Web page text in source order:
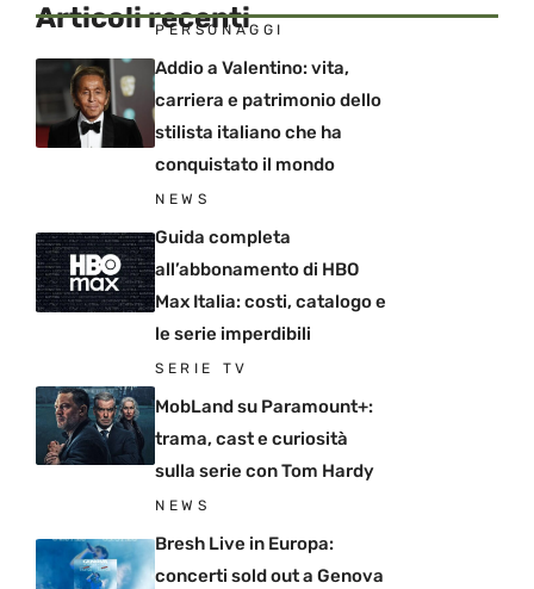
Articoli recenti
PERSONAGGI
Addio a Valentino: vita,
carriera e patrimonio dello
stilista italiano che ha
conquistato il mondo
NEWS
Guida completa
all’abbonamento di HBO
Max Italia: costi, catalogo e
le serie imperdibili
SERIE TV
MobLand su Paramount+:
trama, cast e curiosità
sulla serie con Tom Hardy
NEWS
Bresh Live in Europa:
concerti sold out a Genova